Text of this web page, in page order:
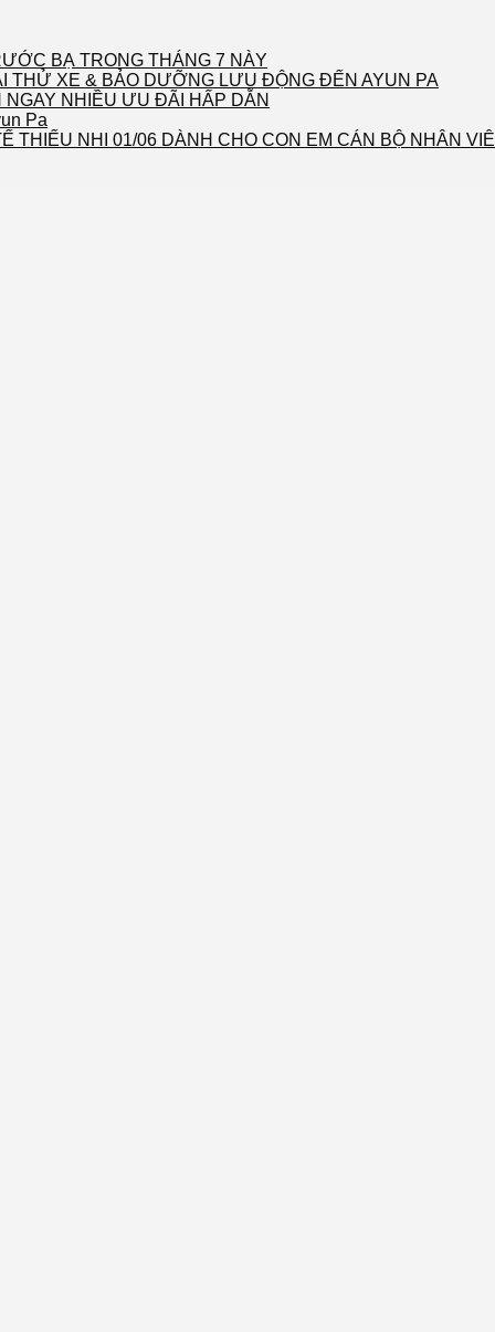
BẠ TRONG THÁNG 7 NÀY
THỬ XE & BẢO DƯỠNG LƯU ĐỘNG ĐẾN AYUN PA
NHIỀU ƯU ĐÃI HẤP DẪN
Pa
THIẾU NHI 01/06 DÀNH CHO CON EM CÁN BỘ NHÂN